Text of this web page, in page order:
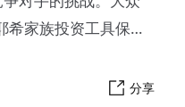
家族投资工具保时
分享